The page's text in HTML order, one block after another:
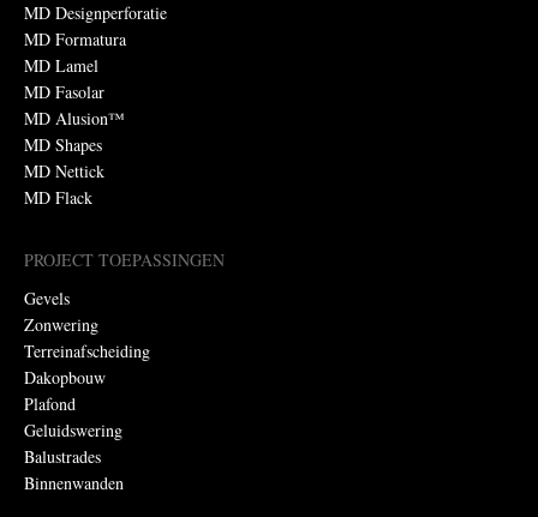
MD Designperforatie
MD Formatura
MD Lamel
MD Fasolar
MD Alusion™
MD Shapes
MD Nettick
MD Flack
PROJECT TOEPASSINGEN
Gevels
Zonwering
Terreinafscheiding
Dakopbouw
Plafond
Geluidswering
Balustrades
Binnenwanden